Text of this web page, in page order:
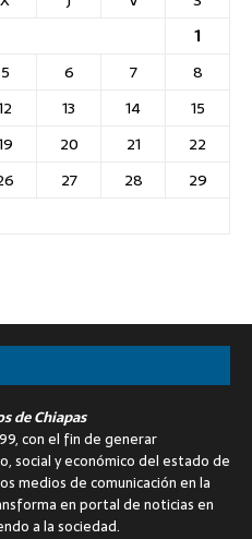
1
5 6 7
8
13 14
15
20 21
22
27 28
29
de Chiapas
con el fin de generar
social y económico del estado de
medios de comunicación en la
en portal de noticias en
a la sociedad.